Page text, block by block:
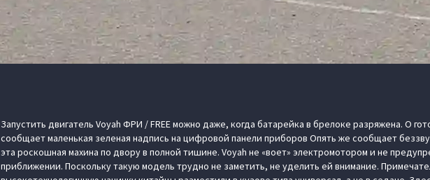
Запустить двигатель Voyah ФРИ / FREE можно даже, когда батарейка в брелоке разряжена. О
сообщает маленькая зеленая надпись на цифровой панели приборов Опять же сообщает
эта роскошная махина по двору в полной тишине. Voyah не «воет» электромотором и не
приближении. Поскольку такую модель трудно не заметить, не уделить ей внимание.